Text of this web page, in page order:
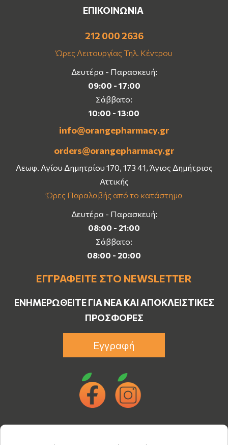
ΕΠΙΚΟΙΝΩΝΙΑ
212 000 2636
Ώρες Λειτουργίας Τηλ. Κέντρου
Δευτέρα - Παρασκευή:
09:00 - 17:00
Σάββατο:
10:00 - 13:00
info@orangepharmacy.gr
orders@orangepharmacy.gr
Λεωφ. Αγίου Δημητρίου 170, 173 41, Άγιος Δημήτριος
Αττικής
Ώρες Παραλαβής από το κατάστημα
Δευτέρα - Παρασκευή:
08:00 - 21:00
Σάββατο:
08:00 - 20:00
ΕΓΓΡΑΦΕΊΤΕ ΣΤΟ NEWSLETTER
ΕΝΗΜΕΡΩΘΕΊΤΕ ΓΙΑ ΝΈΑ ΚΑΙ ΑΠΟΚΛΕΙΣΤΙΚΈΣ
ΠΡΟΣΦΟΡΈΣ
Εγγραφή